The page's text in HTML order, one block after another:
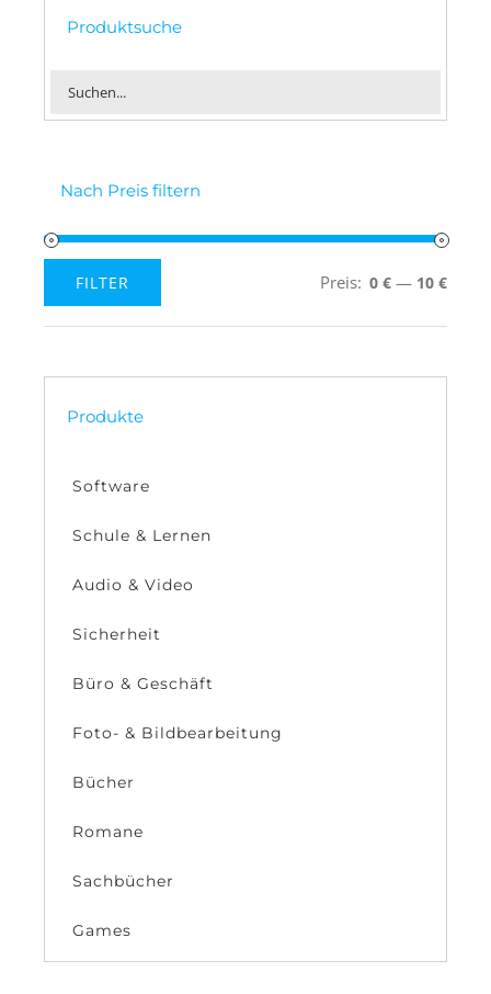
Produktsuche
Nach Preis filtern
Preis
Preis
FILTER Preis: 0 € — 10 €
Produkte
Software
Schule & Lernen
Audio & Video
Sicherheit
Büro & Geschäft
Foto- & Bildbearbeitung
Bücher
Romane
Sachbücher
Games